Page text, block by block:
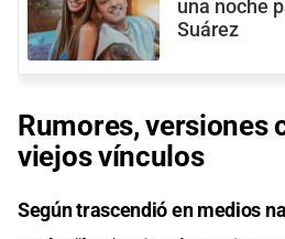
una noche
Suárez
Rumores, versiones
viejos vínculos
Según trascendió en medios